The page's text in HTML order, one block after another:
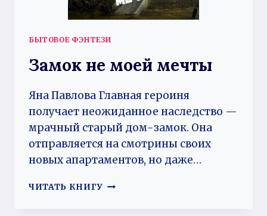
БЫТОВОЕ ФЭНТЕЗИ
Замок не моей мечты
Яна Павлова Главная героиня
получает неожиданное наследство —
мрачный старый дом-замок. Она
отправляется на смотрины своих
новых апартаментов, но даже…
ЧИТАТЬ КНИГУ ЗАМОК